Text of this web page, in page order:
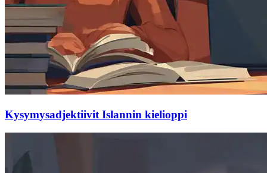
Kysymysadjektiivit Islannin kielioppi